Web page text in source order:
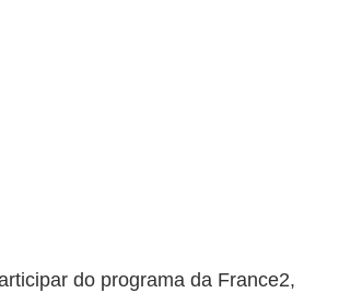
do programa da France2,